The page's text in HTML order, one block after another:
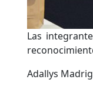
Las
Adallys